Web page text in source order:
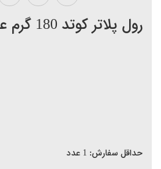
رول پلاتر کوتد 180 گرم عرض 90
حداقل سفارش: 1 عدد